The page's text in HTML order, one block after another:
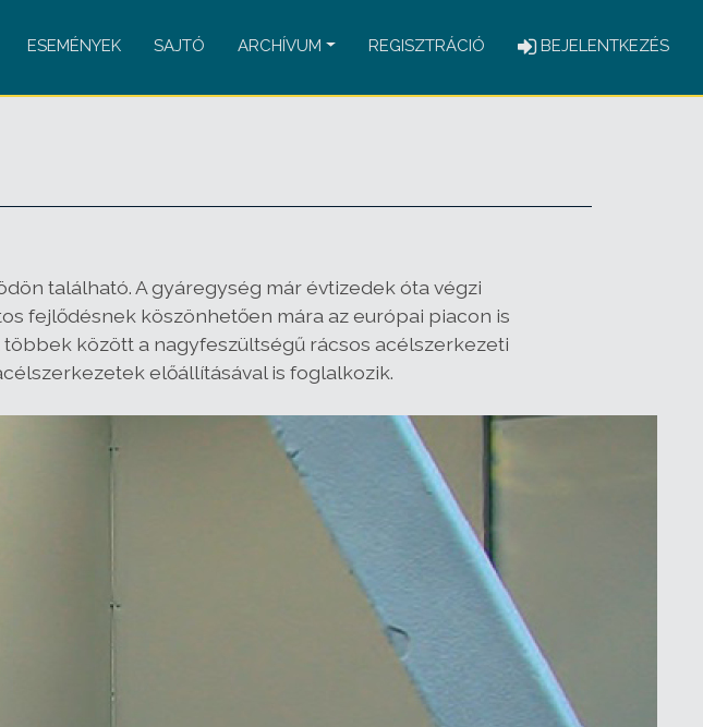
ESEMÉNYEK SAJTÓ ARCHÍVUM REGISZTRÁCIÓ BEJELENTKEZÉS
található. A gyáregység már évtizedek óta végzi
fejlődésnek köszönhetően mára az európai piacon is
között a nagyfeszültségű rácsos acélszerkezeti
előállításával is foglalkozik.